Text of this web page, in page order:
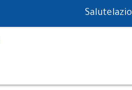
PS in tempo reale
Salutelazio